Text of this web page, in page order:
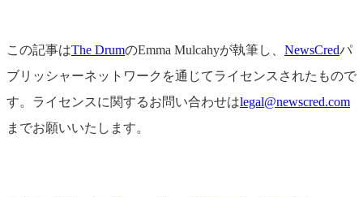
この記事はThe DrumのEmma Mulcahyが執筆し、 NewsCredパ
ブリッシャーネットワークを通じてライセンスされたもので
す。ライセンスに関するお問い合わせはlegal@newscred.com
までお願いいたします。